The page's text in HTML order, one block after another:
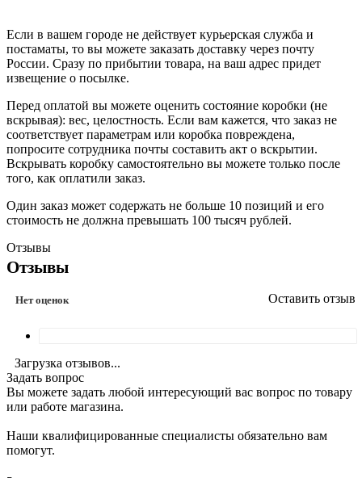
Если в вашем городе не действует курьерская служба и
постаматы, то вы можете заказать доставку через почту
России. Сразу по прибытии товара, на ваш адрес придет
извещение о посылке.
Перед оплатой вы можете оценить состояние коробки (не
вскрывая): вес, целостность. Если вам кажется, что заказ не
соответствует параметрам или коробка повреждена,
попросите сотрудника почты составить акт о вскрытии.
Вскрывать коробку самостоятельно вы можете только после
того, как оплатили заказ.
Один заказ может содержать не больше 10 позиций и его
стоимость не должна превышать 100 тысяч рублей.
Отзывы
Отзывы
Нет оценок Оставить отзыв
Загрузка отзывов...
Задать вопрос
Вы можете задать любой интересующий вас вопрос по товару
или работе магазина.
Наши квалифицированные специалисты обязательно вам
помогут.